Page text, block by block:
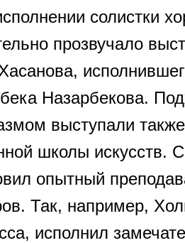
солистки
прозвучало
Назарбекова.
выступали
школы искусств.
опытный
Так, например,
исполнил